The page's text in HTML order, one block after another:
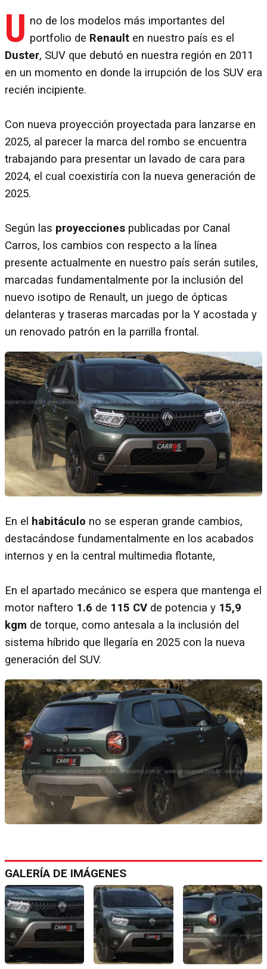
U no de los modelos más importantes del
portfolio de Renault en nuestro país es el
Duster, SUV que debutó en nuestra región en 2011
en un momento en donde la irrupción de los SUV era
recién incipiente.
Con nueva proyección proyectada para lanzarse en
2025, al parecer la marca del rombo se encuentra
trabajando para presentar un lavado de cara para
2024, el cual coexistiría con la nueva generación de
2025.
Según las proyecciones publicadas por Canal
Carros, los cambios con respecto a la línea
presente actualmente en nuestro país serán sutiles,
marcadas fundamentalmente por la inclusión del
nuevo isotipo de Renault, un juego de ópticas
delanteras y traseras marcadas por la Y acostada y
un renovado patrón en la parrilla frontal.
En el habitáculo no se esperan grande cambios,
destacándose fundamentalmente en los acabados
internos y en la central multimedia flotante,
En el apartado mecánico se espera que mantenga el
motor naftero 1.6 de 115 CV de potencia y 15,9
kgm de torque, como antesala a la inclusión del
sistema híbrido que llegaría en 2025 con la nueva
generación del SUV.
GALERÍA DE IMÁGENES